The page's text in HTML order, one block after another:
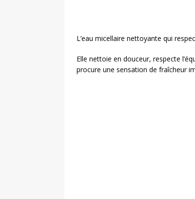
L’eau micellaire nettoyante qui
Elle nettoie en douceur, respecte
procure une sensation de fraîcheur